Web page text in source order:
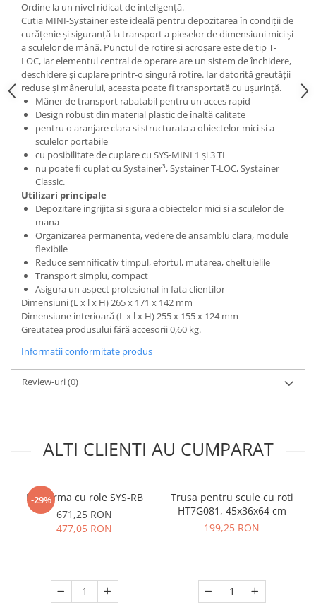
Ordine la un nivel ridicat de inteligenţă.
Cutia MINI-Systainer este ideală pentru depozitarea în condiţii de
curăţenie şi siguranţă la transport a pieselor de dimensiuni mici şi
a sculelor de mână. Punctul de rotire şi acroşare este de tip T-
LOC, iar elementul central de operare are un sistem de închidere,
deschidere şi cuplare printr-o singură rotire. Iar datorită greutăţii
reduse şi mânerului, aceasta poate fi transportată cu uşurinţă.
Mâner de transport rabatabil pentru un acces rapid
Design robust din material plastic de înaltă calitate
pentru o aranjare clara si structurata a obiectelor mici si a
sculelor portabile
cu posibilitate de cuplare cu SYS-MINI 1 şi 3 TL
nu poate fi cuplat cu Systainer³, Systainer T-LOC, Systainer
Classic.
Utilizari principale
Depozitare ingrijita si sigura a obiectelor mici si a sculelor de
mana
Organizarea permanenta, vedere de ansamblu clara, module
flexibile
Reduce semnificativ timpul, efortul, mutarea, cheltuielile
Transport simplu, compact
Asigura un aspect profesional in fata clientilor
Dimensiuni (L x l x H) 265 x 171 x 142 mm
Dimensiune interioară (L x l x H) 255 x 155 x 124 mm
Greutatea produsului fără accesorii 0,60 kg.
Informatii conformitate produs
Review-uri(0)
ALTI CLIENTI AU CUMPARAT
-29%
Platforma cu role SYS-RB
671,25 RON
477,05 RON
Trusa pentru scule cu roti
HT7G081, 45x36x64 cm
199,25 RON